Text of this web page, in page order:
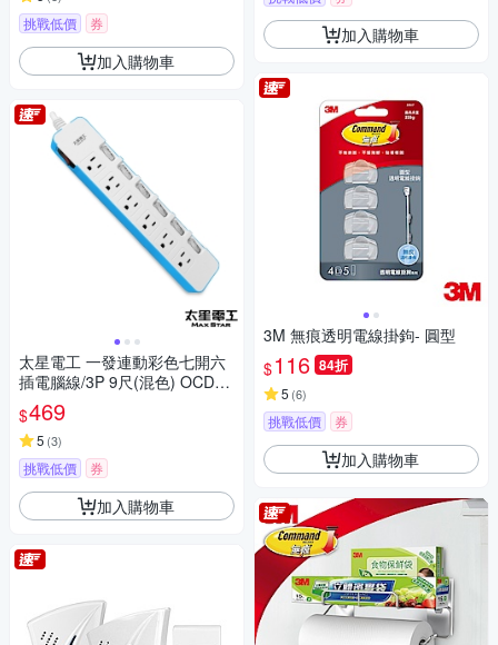
挑戰低價 券
加入購物車
太星電工 一發連動彩色七開六
插電腦線/3P 9尺(混色) OCD76
309
$469
5 (3)
挑戰低價 券
加入購物車
加入購物車
3M 無痕透明電線掛鉤- 圓型
$116 84折
5 (6)
挑戰低價 券
加入購物車